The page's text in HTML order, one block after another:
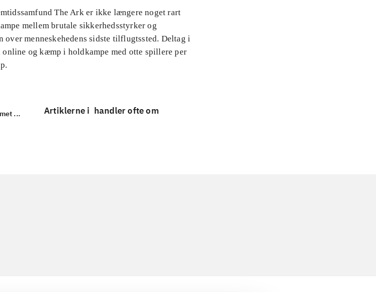
The Ark er ikke længere noget rart
mellem brutale sikkerhedsstyrker og
menneskehedens sidste tilflugtssted. Deltag i
online og kæmp i holdkampe med otte spillere per
... Artiklerne i handler ofte om